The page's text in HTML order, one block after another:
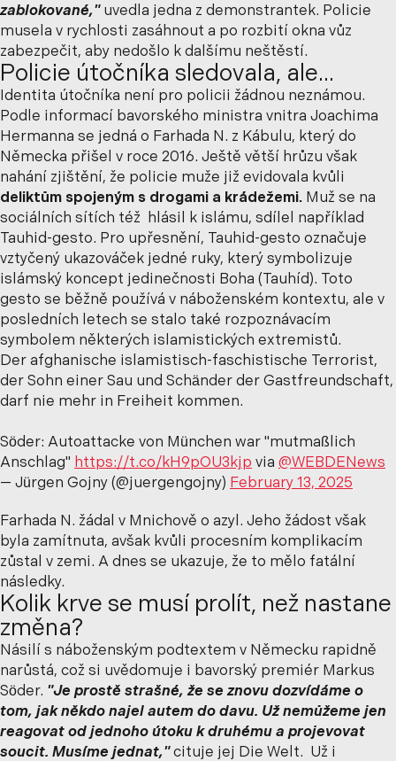
zablokované,"uvedla jedna z demonstrantek. Policie
musela v rychlosti zasáhnout a po rozbití okna vůz
zabezpečit, aby nedošlo k dalšímu neštěstí.
Policie útočníka sledovala, ale...
Identita útočníka není pro policii žádnou neznámou.
Podle informací bavorského ministra vnitra Joachima
Hermanna se jedná o Farhada N. z Kábulu, který do
Německa přišel v roce 2016. Ještě větší hrůzu však
nahání zjištění, že policie muže již evidovala kvůli
deliktům spojeným s drogami a krádežemi. Muž se na
sociálních sítích též hlásil k islámu, sdílel například
Tauhid-gesto. Pro upřesnění, Tauhid-gesto označuje
vztyčený ukazováček jedné ruky, který symbolizuje
islámský koncept jedinečnosti Boha (Tauhíd). Toto
gesto se běžně používá v náboženském kontextu, ale v
posledních letech se stalo také rozpoznávacím
symbolem některých islamistických extremistů.
Der afghanische islamistisch-faschistische Terrorist,
der Sohn einer Sau und Schänder der Gastfreundschaft,
darf nie mehr in Freiheit kommen.
Söder: Autoattacke von München war "mutmaßlich
Anschlag" https://t.co/kH9pOU3kjp via @WEBDENews
— Jürgen Gojny (@juergengojny) February 13, 2025
Farhada N. žádal v Mnichově o azyl. Jeho žádost však
byla zamítnuta, avšak kvůli procesním komplikacím
zůstal v zemi. A dnes se ukazuje, že to mělo fatální
následky.
Kolik krve se musí prolít, než nastane
změna?
Násilí s náboženským podtextem v Německu rapidně
narůstá, což si uvědomuje i bavorský premiér Markus
Söder. "Je prostě strašné, že se znovu dozvídáme o
tom, jak někdo najel autem do davu. Už nemůžeme jen
reagovat od jednoho útoku k druhému a projevovat
soucit. Musíme jednat,"cituje jej Die Welt. Už i